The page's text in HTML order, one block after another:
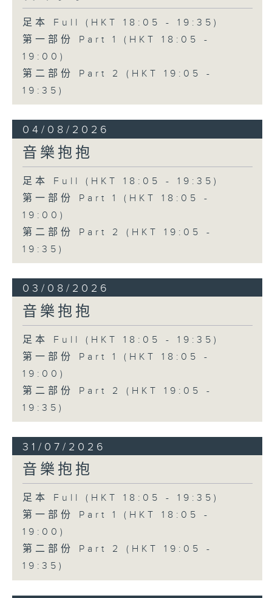
足本 Full (HKT 18:05 - 19:35)
第一部份 Part 1 (HKT 18:05 -
19:00)
第二部份 Part 2 (HKT 19:05 -
19:35)
04/08/2026
音樂抱抱
足本 Full (HKT 18:05 - 19:35)
第一部份 Part 1 (HKT 18:05 -
19:00)
第二部份 Part 2 (HKT 19:05 -
19:35)
03/08/2026
音樂抱抱
足本 Full (HKT 18:05 - 19:35)
第一部份 Part 1 (HKT 18:05 -
19:00)
第二部份 Part 2 (HKT 19:05 -
19:35)
31/07/2026
音樂抱抱
足本 Full (HKT 18:05 - 19:35)
第一部份 Part 1 (HKT 18:05 -
19:00)
第二部份 Part 2 (HKT 19:05 -
19:35)